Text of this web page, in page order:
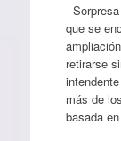
que se
retirarse
más de
basada